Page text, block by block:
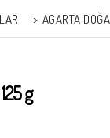
> AGARTA
g